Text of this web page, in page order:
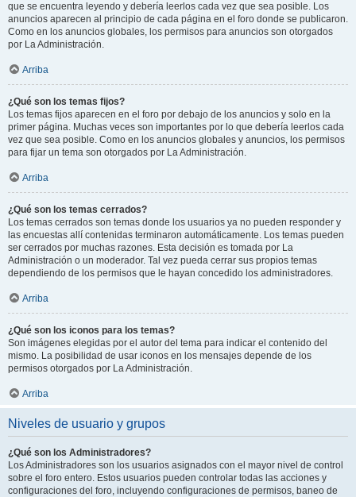
que se encuentra leyendo y debería leerlos cada vez que sea posible. Los
anuncios aparecen al principio de cada página en el foro donde se publicaron.
Como en los anuncios globales, los permisos para anuncios son otorgados
por La Administración.
Arriba
¿Qué son los temas fijos?
Los temas fijos aparecen en el foro por debajo de los anuncios y solo en la
primer página. Muchas veces son importantes por lo que debería leerlos cada
vez que sea posible. Como en los anuncios globales y anuncios, los permisos
para fijar un tema son otorgados por La Administración.
Arriba
¿Qué son los temas cerrados?
Los temas cerrados son temas donde los usuarios ya no pueden responder y
las encuestas allí contenidas terminaron automáticamente. Los temas pueden
ser cerrados por muchas razones. Esta decisión es tomada por La
Administración o un moderador. Tal vez pueda cerrar sus propios temas
dependiendo de los permisos que le hayan concedido los administradores.
Arriba
¿Qué son los iconos para los temas?
Son imágenes elegidas por el autor del tema para indicar el contenido del
mismo. La posibilidad de usar iconos en los mensajes depende de los
permisos otorgados por La Administración.
Arriba
Niveles de usuario y grupos
¿Qué son los Administradores?
Los Administradores son los usuarios asignados con el mayor nivel de control
sobre el foro entero. Estos usuarios pueden controlar todas las acciones y
configuraciones del foro, incluyendo configuraciones de permisos, baneo de